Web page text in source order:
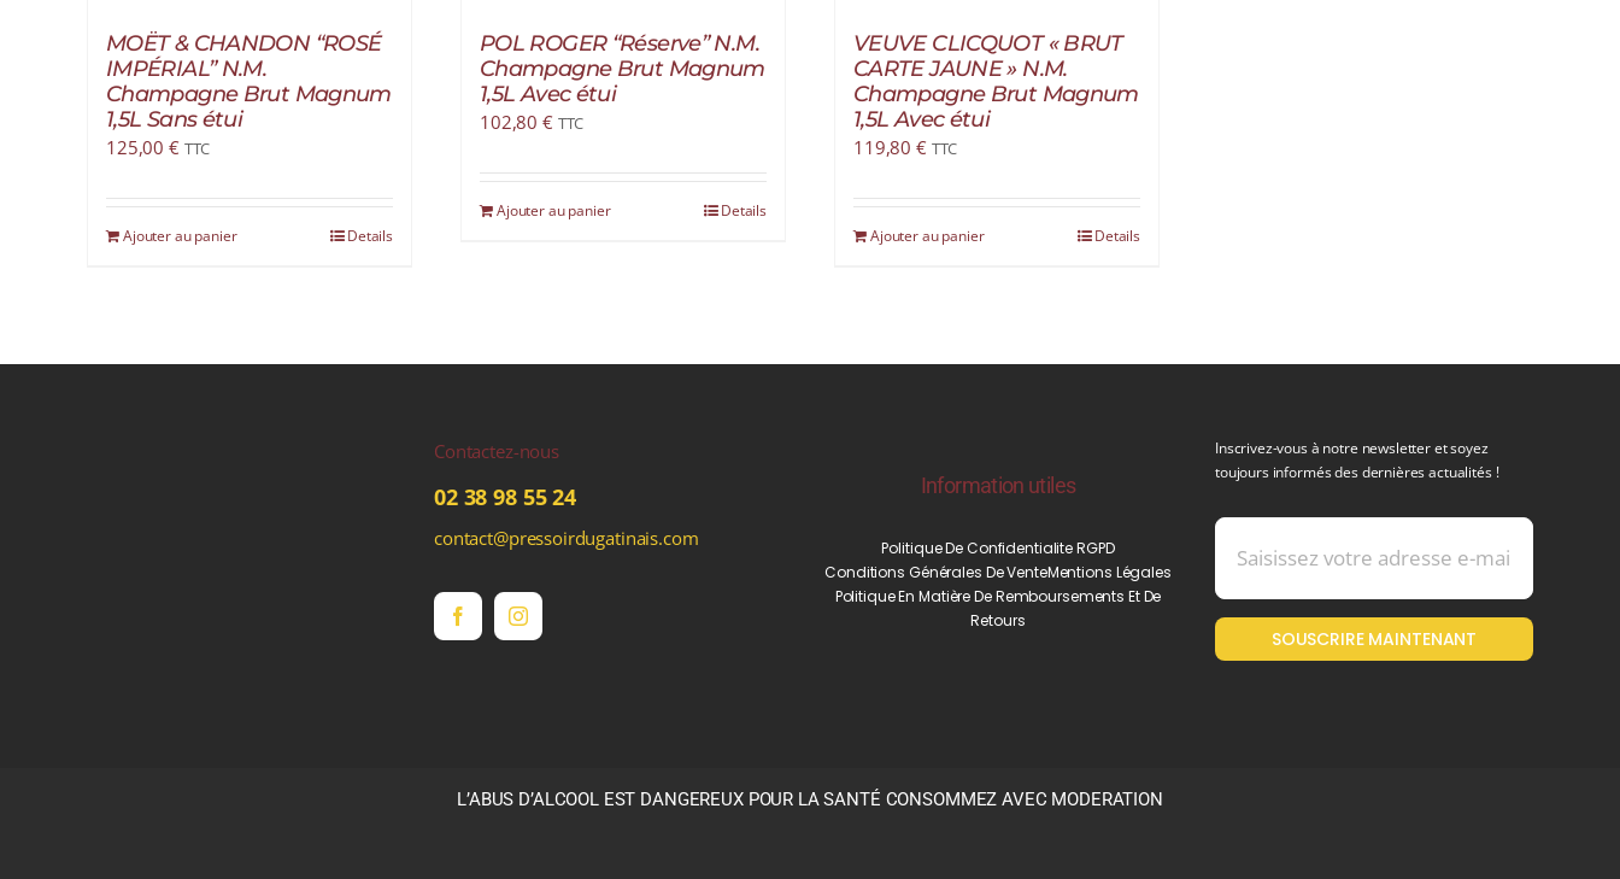
MOËT & CHANDON “ROSÉ
IMPÉRIAL” N.M.
Champagne Brut Magnum
1,5L Sans étui
125,00 € TTC
Ajouter au panier Details
POL ROGER “Réserve” N.M.
Champagne Brut Magnum
1,5L Avec étui
102,80 € TTC
Ajouter au panier Details
VEUVE CLICQUOT « BRUT
CARTE JAUNE » N.M.
Champagne Brut Magnum
1,5L Avec étui
119,80 € TTC
Ajouter au panier Details
Contactez-nous
02 38 98 55 24
contact@pressoirdugatinais.com
Information utiles
Politique De Confidentialite RGPD
Conditions Générales De VenteMentions Légales
Politique En Matière De Remboursements Et De
Retours
Inscrivez-vous à notre newsletter et soyez
toujours informés des dernières actualités !
SOUSCRIRE MAINTENANT
L’ABUS D’ALCOOL EST DANGEREUX POUR LA SANTÉ CONSOMMEZ AVEC MODERATION